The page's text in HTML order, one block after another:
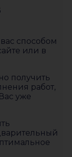
способом
или в
получить
работ,
уже